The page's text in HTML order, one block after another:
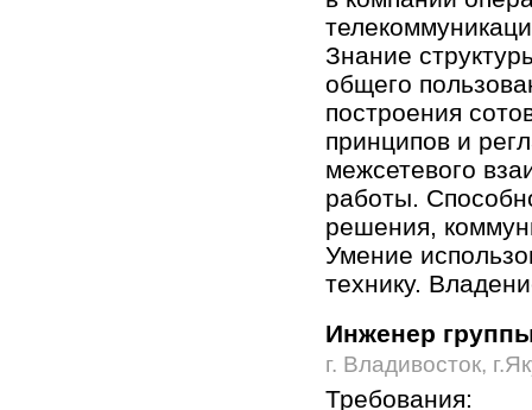
Знание
общего
построения
принципов и
межсетевого
работы.
решения,
Умение
технику.
Инженер
г. Владивосток,
Требования: